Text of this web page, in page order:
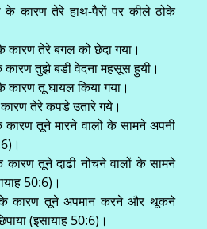
के कारण तेरे हाथ-पैरों पर कीले ठोके
कारण तेरे बगल को छेदा गया।
कारण तुझे बडी वेदना महसूस हुयी।
कारण तू घायल किया गया।
कारण तेरे कपडे उतारे गये।
कारण तूने मारने वालों के सामने अपनी
कारण तूने दाढी नोचने वालों के सामने
50:6)।
के कारण तूने अपमान करने और थूकने
(इसायाह 50:6)।